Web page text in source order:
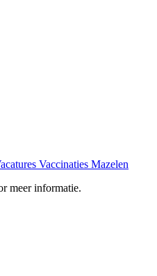
Vaccinaties Mazelen
meer informatie.